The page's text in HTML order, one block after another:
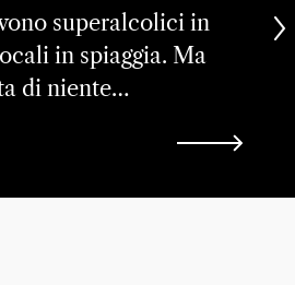
superalcolici in
in spiaggia. Ma
di niente…